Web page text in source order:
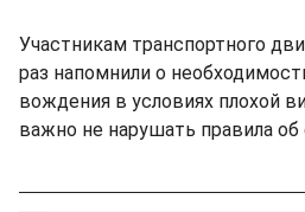
Участникам транспортного
раз напомнили о
вождения в условиях плохой
важно не нарушать правила об